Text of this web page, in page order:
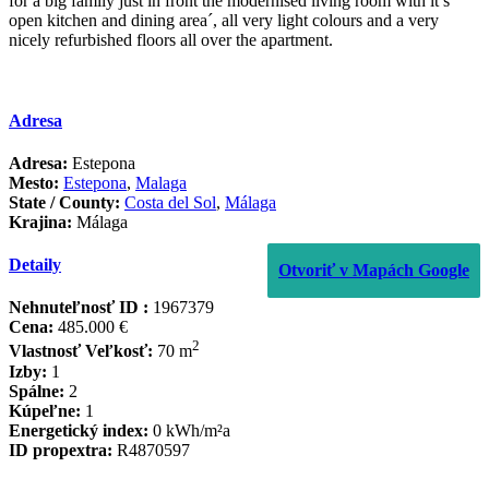
open kitchen and dining area´, all very light colours and a very
nicely refurbished floors all over the apartment.
Adresa
Adresa: Estepona
Mesto: Estepona, Malaga
State / County: Costa del Sol, Málaga
Krajina: Málaga
Otvoriť v Mapách Google
Detaily
Nehnuteľnosť ID : 1967379
Cena: 485.000 €
Vlastnosť Veľkosť: 70 m2
Izby: 1
Spálne: 2
Kúpeľne: 1
Energetický index: 0 kWh/m²a
ID propextra: R4870597